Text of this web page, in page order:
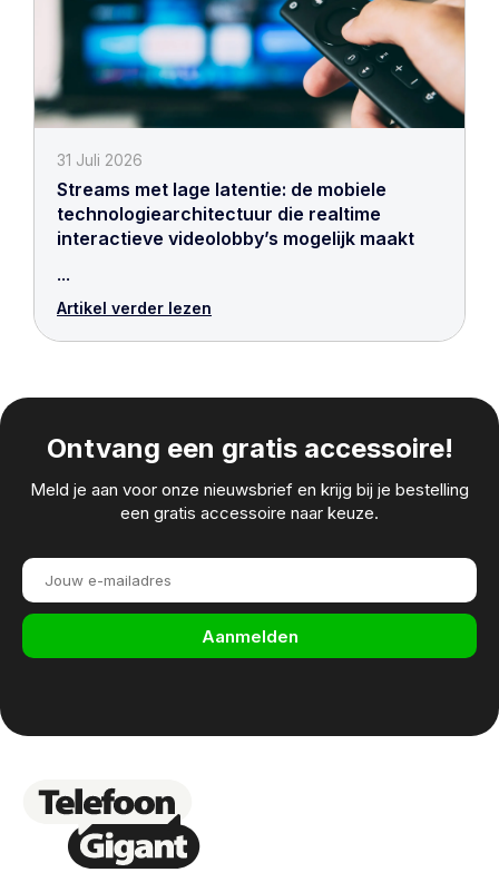
31 Juli 2026
Streams met lage latentie: de mobiele
technologiearchitectuur die realtime
interactieve videolobby’s mogelijk maakt
...
Artikel verder lezen
Ontvang een gratis accessoire!
Meld je aan voor onze nieuwsbrief en krijg bij je bestelling
een gratis accessoire naar keuze.
Aanmelden